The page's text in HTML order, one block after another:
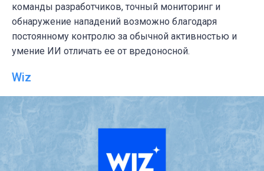
команды разработчиков, точный мониторинг и
обнаружение нападений возможно благодаря
постоянному контролю за обычной активностью и
умение ИИ отличать ее от вредоносной.
Wiz